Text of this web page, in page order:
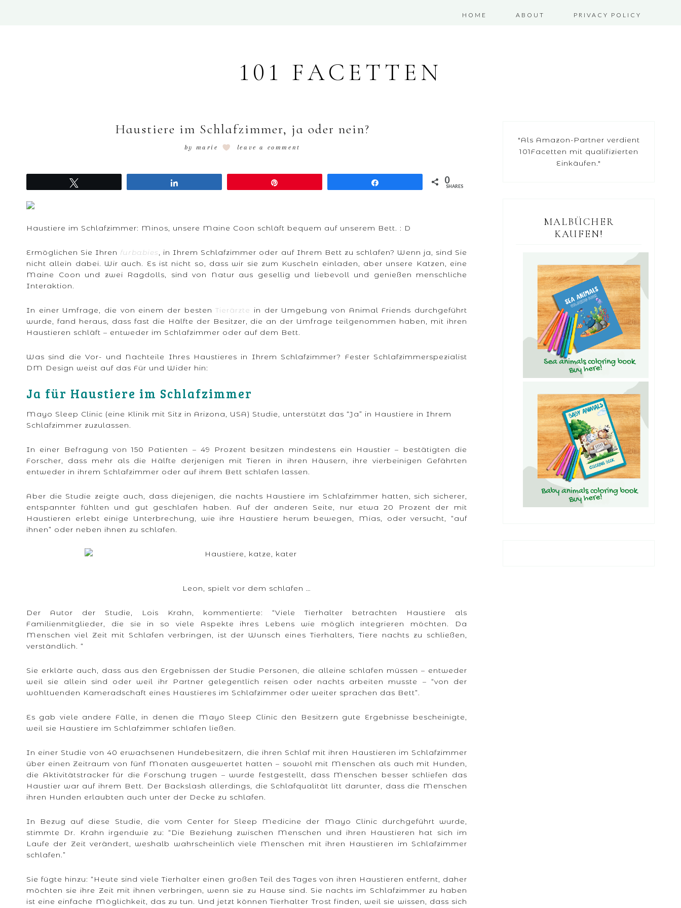
HOME ABOUT PRIVACY POLICY
101 FACETTEN
Haustiere im Schlafzimmer, ja oder nein?
by marie leave a comment
0
SHARES
Haustiere im Schlafzimmer: Minos, unsere Maine Coon schläft bequem auf unserem Bett. : D
Ermöglichen Sie Ihren furbabies, in Ihrem Schlafzimmer oder auf Ihrem Bett zu schlafen? Wenn ja, sind Sie
nicht allein dabei. Wir auch. Es ist nicht so, dass wir sie zum Kuscheln einladen, aber unsere Katzen, eine
Maine Coon und zwei Ragdolls, sind von Natur aus gesellig und liebevoll und genießen menschliche
Interaktion.
In einer Umfrage, die von einem der besten Tierärzte in der Umgebung von Animal Friends durchgeführt
wurde, fand heraus, dass fast die Hälfte der Besitzer, die an der Umfrage teilgenommen haben, mit ihren
Haustieren schläft – entweder im Schlafzimmer oder auf dem Bett.
Was sind die Vor- und Nachteile Ihres Haustieres in Ihrem Schlafzimmer? Fester Schlafzimmerspezialist
DM Design weist auf das Für und Wider hin:
Ja für Haustiere im Schlafzimmer
Mayo Sleep Clinic (eine Klinik mit Sitz in Arizona, USA) Studie, unterstützt das “Ja” in Haustiere in Ihrem
Schlafzimmer zuzulassen.
In einer Befragung von 150 Patienten – 49 Prozent besitzen mindestens ein Haustier – bestätigten die
Forscher, dass mehr als die Hälfte derjenigen mit Tieren in ihren Häusern, ihre vierbeinigen Gefährten
entweder in ihrem Schlafzimmer oder auf ihrem Bett schlafen lassen.
Aber die Studie zeigte auch, dass diejenigen, die nachts Haustiere im Schlafzimmer hatten, sich sicherer,
entspannter fühlten und gut geschlafen haben. Auf der anderen Seite, nur etwa 20 Prozent der mit
Haustieren erlebt einige Unterbrechung, wie ihre Haustiere herum bewegen, Mias, oder versucht, “auf
ihnen” oder neben ihnen zu schlafen.
Leon, spielt vor dem schlafen …
Der Autor der Studie, Lois Krahn, kommentierte: “Viele Tierhalter betrachten Haustiere als
Familienmitglieder, die sie in so viele Aspekte ihres Lebens wie möglich integrieren möchten. Da
Menschen viel Zeit mit Schlafen verbringen, ist der Wunsch eines Tierhalters, Tiere nachts zu schließen,
verständlich. “
Sie erklärte auch, dass aus den Ergebnissen der Studie Personen, die alleine schlafen müssen – entweder
weil sie allein sind oder weil ihr Partner gelegentlich reisen oder nachts arbeiten musste – “von der
wohltuenden Kameradschaft eines Haustieres im Schlafzimmer oder weiter sprachen das Bett”.
Es gab viele andere Fälle, in denen die Mayo Sleep Clinic den Besitzern gute Ergebnisse bescheinigte,
weil sie Haustiere im Schlafzimmer schlafen ließen.
In einer Studie von 40 erwachsenen Hundebesitzern, die ihren Schlaf mit ihren Haustieren im Schlafzimmer
über einen Zeitraum von fünf Monaten ausgewertet hatten – sowohl mit Menschen als auch mit Hunden,
die Aktivitätstracker für die Forschung trugen – wurde festgestellt, dass Menschen besser schliefen das
Haustier war auf ihrem Bett. Der Backslash allerdings, die Schlafqualität litt darunter, dass die Menschen
ihren Hunden erlaubten auch unter der Decke zu schlafen.
In Bezug auf diese Studie, die vom Center for Sleep Medicine der Mayo Clinic durchgeführt wurde,
stimmte Dr. Krahn irgendwie zu: “Die Beziehung zwischen Menschen und ihren Haustieren hat sich im
Laufe der Zeit verändert, weshalb wahrscheinlich viele Menschen mit ihren Haustieren im Schlafzimmer
schlafen.”
Sie fügte hinzu: “Heute sind viele Tierhalter einen großen Teil des Tages von ihren Haustieren entfernt, daher
möchten sie ihre Zeit mit ihnen verbringen, wenn sie zu Hause sind. Sie nachts im Schlafzimmer zu haben
ist eine einfache Möglichkeit, das zu tun. Und jetzt können Tierhalter Trost finden, weil sie wissen, dass sich
"Als Amazon-Partner verdient
101Facetten mit qualifizierten
Einkäufen."
MALBÜCHER
KAUFEN!